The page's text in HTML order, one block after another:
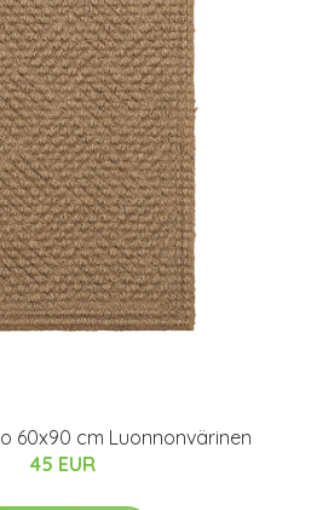
60x90 cm Luonnonvärinen
45 EUR